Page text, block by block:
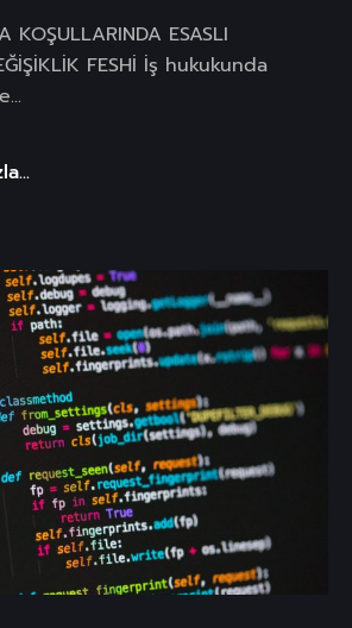
KOŞULLARINDA ESASLI
FESHİ İş hukukunda